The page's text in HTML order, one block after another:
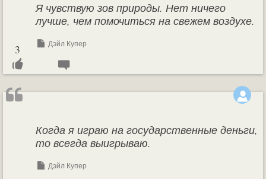
Я чувствую зов природы. Нет ничего
лучше, чем помочиться на свежем воздухе.
Дэйл Купер
3
Когда я играю на государственные деньги,
то всегда выигрываю.
Дэйл Купер